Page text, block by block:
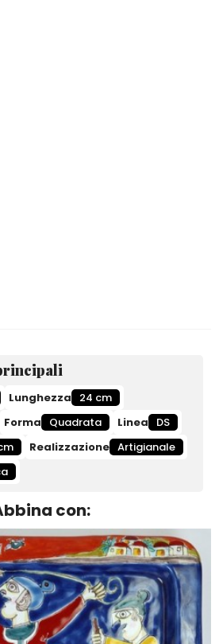
Lunghezza
24 cm
Forma Quadrata Linea
DS
Realizzazione Artigianale
con: